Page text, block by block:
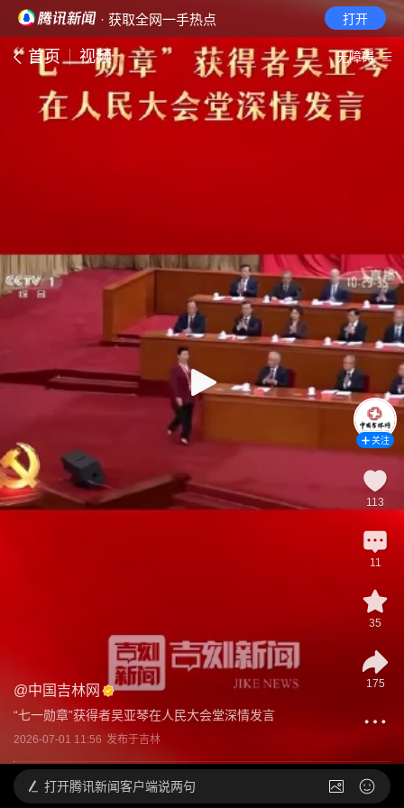
· 获取全网一手热点 打开
首页 视频 无障碍
@中国吉林网
“七一勋章”获得者吴亚琴在人民大会堂深情发言
2026-07-01 11:56 发布于吉林
关注
113
11
35
175
打开腾讯新闻客户端说两句